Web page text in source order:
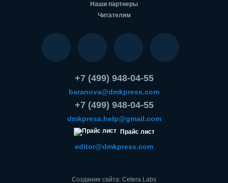
Наши партнеры
Читателям
+7 (499) 948-04-55
baranova@dmkpress.com
+7 (499) 948-04-55
dmkpress.help@gmail.com
Прайс лист
editor@dmkpress.com
Создание сайта: Cetera Labs